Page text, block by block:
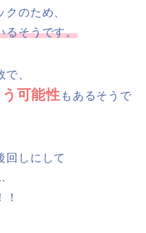
のため、
るそうです。
、
可能性 もあるそうで
回しにして